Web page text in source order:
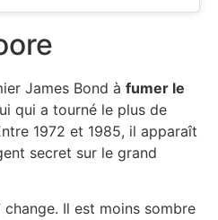
James Bond à fumer le
qui a tourné le plus de
1972 et 1985, il apparaît
secret sur le grand
change. Il est moins sombre